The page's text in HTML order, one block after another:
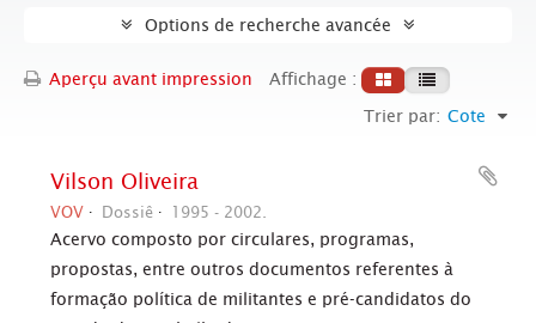
Options de recherche avancée
Aperçu avant impression
Affichage :
Trier par: Cote
Vilson Oliveira
VOV Dossiê 1995 - 2002.
Acervo composto por circulares, programas,
propostas, entre outros documentos referentes à
formação política de militantes e pré-candidatos do